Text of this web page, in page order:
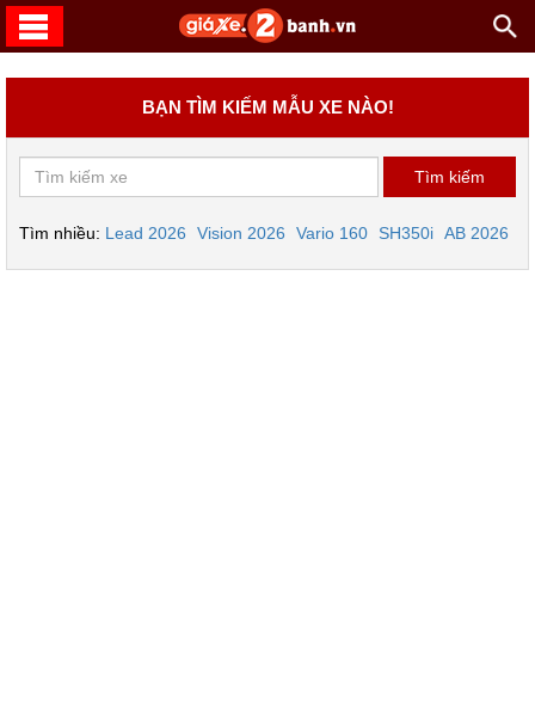
BẠN TÌM KIẾM MẪU XE NÀO!
Tìm nhiều: Lead 2026 Vision 2026 Vario 160 SH350i AB 2026